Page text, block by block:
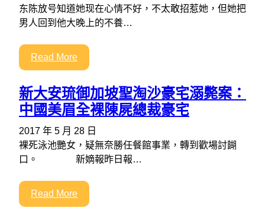
东陈放号知道她现在心情不好，不太敢招惹她，但她把
男人回到他大晚上的不養…
Read More
新大安琉御加坡聖淘沙豪宅溺斃案：
中國美眉全裸陳屍總裁豪宅
2017 年 5 月 28 日
裸死泳池艷女，疑無奈勝任餐館事業，轉到歡場討餬
口。 新嫡報昨日報…
Read More